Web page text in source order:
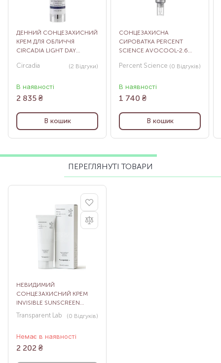
ДЕННИЙ СОНЦЕЗАХИСНИЙ
КРЕМ ДЛЯ ОБЛИЧЧЯ
CIRCADIA LIGHT DAY
SPECTRUM SPF37, 59 МЛ
Circadia (2 Відгуки)
В наявності
2 835 ₴
В кошик
СОНЦЕЗАХИСНА
СИРОВАТКА PERCENT
SCIENCE AVOCOOL-2.6
40 МЛ
Percent Science (0 Відгуків)
В наявності
1 740 ₴
В кошик
ПЕРЕГЛЯНУТІ ТОВАРИ
НЕВИДИМИЙ
СОНЦЕЗАХИСНИЙ КРЕМ
INVISIBLE SUNSCREEN
SPF50+, 100 МЛ
Transparent Lab (0 Відгуків)
Немає в наявності
2 202 ₴